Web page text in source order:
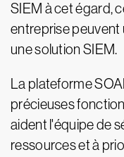
SIEM à cet égard,
entreprise peuvent
une solution SIEM.
La plateforme
précieuses
aident l'équipe de
ressources et à